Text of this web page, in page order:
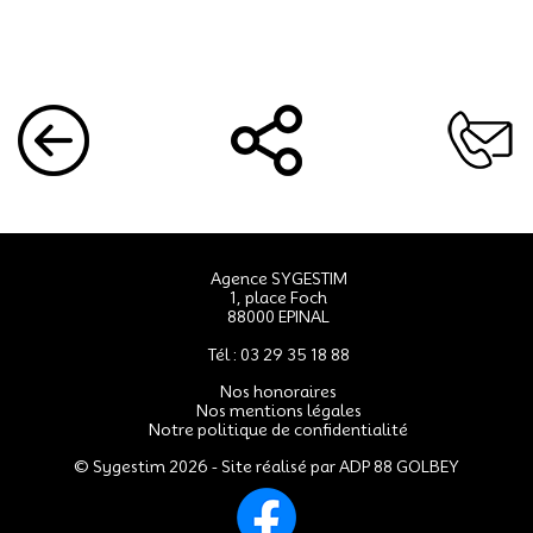
Agence SYGESTIM
1, place Foch
88000 EPINAL
Tél : 03 29 35 18 88
Nos honoraires
Nos mentions légales
Notre politique de confidentialité
© Sygestim 2026 - Site réalisé parADP 88 GOLBEY